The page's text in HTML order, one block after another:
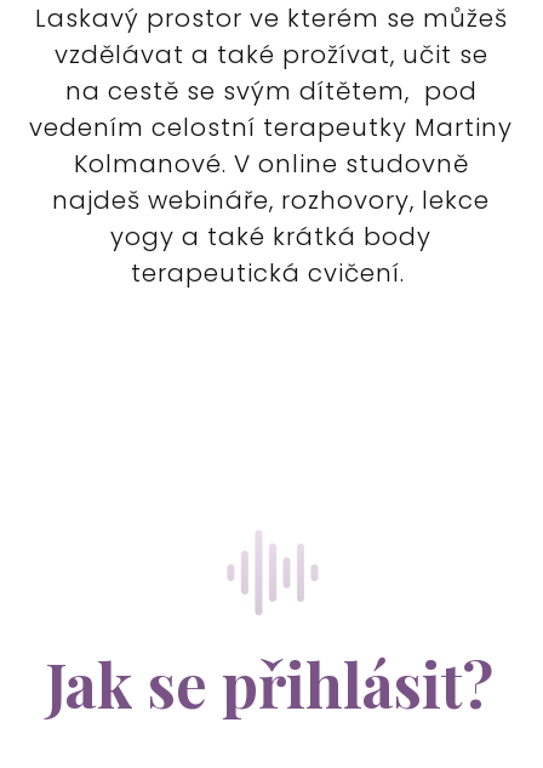
Laskavý prostor ve kterém se můžeš
vzdělávat a také prožívat, učit se
na cestě se svým dítětem, pod
vedením celostní terapeutky Martiny
Kolmanové. V online studovně
najdeš webináře, rozhovory, lekce
yogy a také krátká body
terapeutická cvičení.
Jak se přihlásit?